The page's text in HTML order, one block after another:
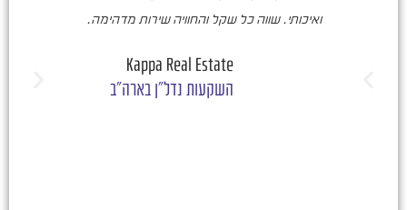
ואיכותי. שווה כל שקל והחוויה שירות מדהימה.
Kappa Real Estate
השקעות נדל"ן בארה"ב